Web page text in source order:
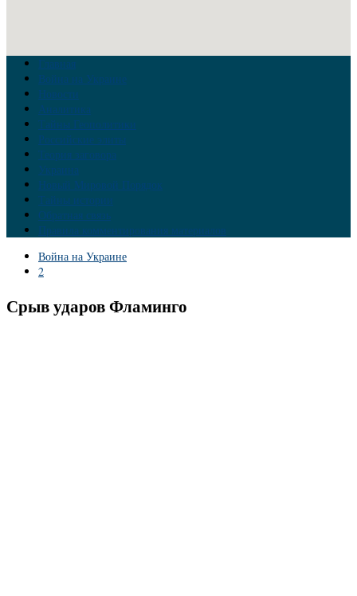
Главная
Война на Украине
Новости
Аналитика
Тайны Геополитики
Российские элиты
Теория заговора
Украина
Новый Мировой Порядок
Тайны истории
Обратная связь
Правила комментирования материалов
Война на Украине
2
Срыв ударов Фламинго